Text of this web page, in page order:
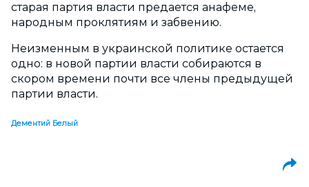
старая партия власти предается анафеме,
народным проклятиям и забвению.
Неизменным в украинской политике остается
одно: в новой партии власти собираются в
скором времени почти все члены предыдущей
партии власти.
Дементий Белый